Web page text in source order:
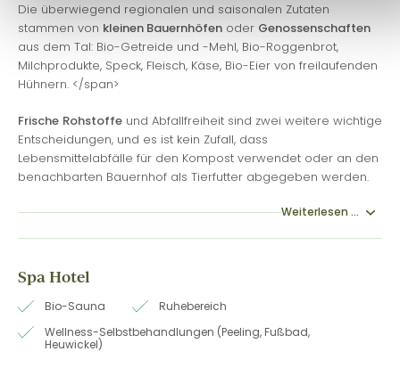
Die überwiegend regionalen und saisonalen Zutaten
stammen von kleinen Bauernhöfen oder Genossenschaften
aus dem Tal: Bio-Getreide und -Mehl, Bio-Roggenbrot,
Milchprodukte, Speck, Fleisch, Käse, Bio-Eier von freilaufenden
Hühnern. </span>
Frische Rohstoffe und Abfallfreiheit sind zwei weitere wichtige
Entscheidungen, und es ist kein Zufall, dass
Lebensmittelabfälle für den Kompost verwendet oder an den
benachbarten Bauernhof als Tierfutter abgegeben werden.
Weiterlesen ...
Spa Hotel
Bio-Sauna
Ruhebereich
Wellness-Selbstbehandlungen (Peeling, Fußbad,
Heuwickel)